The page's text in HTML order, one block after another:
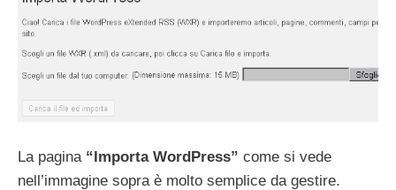
La pagina “Importa WordPress” come si vede
nell’immagine sopra è molto semplice da gestire.